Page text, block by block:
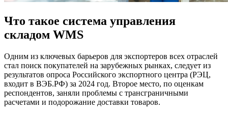
Что такое система управления
складом WMS
Одним из ключевых барьеров для экспортеров всех отраслей
стал поиск покупателей на зарубежных рынках, следует из
результатов опроса Российского экспортного центра (РЭЦ,
входит в ВЭБ.РФ) за 2024 год. Второе место, по оценкам
респондентов, заняли проблемы с трансграничными
расчетами и подорожание доставки товаров.